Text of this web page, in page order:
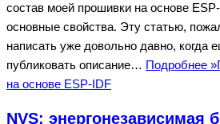
состав моей прошивки на основе
основные свойства. Эту статью,
написать уже довольно давно, когда
публиковать описание… Подробнее »
на основе ESP-IDF
NVS: энергонезависимая